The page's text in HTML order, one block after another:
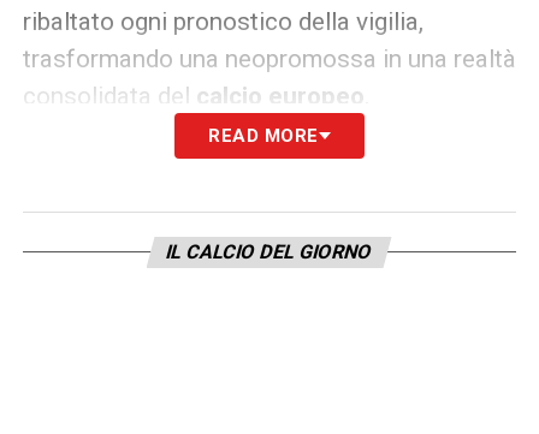
ribaltato ogni pronostico della vigilia,
trasformando una neopromossa in una realtà
consolidata del calcio europeo
L’orgoglio del territorio e il legame
Fàbregas non ha dimenticato le radici del
READ MORE
IL CALCIO DEL GIORNO